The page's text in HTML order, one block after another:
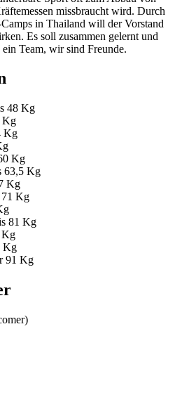
missbraucht wird. Durch
in Thailand will der Vorstand
Es soll zusammen gelernt und
Team, wir sind Freunde.
48 Kg
Kg
Kg
Kg
63,5 Kg
Kg
71 Kg
81 Kg
Kg
Kg
91 Kg